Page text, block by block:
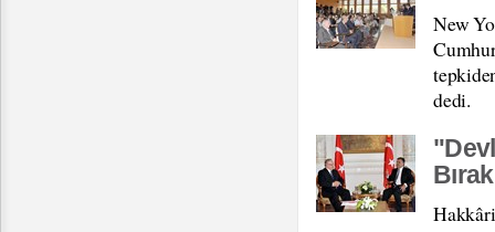
New
dedi.